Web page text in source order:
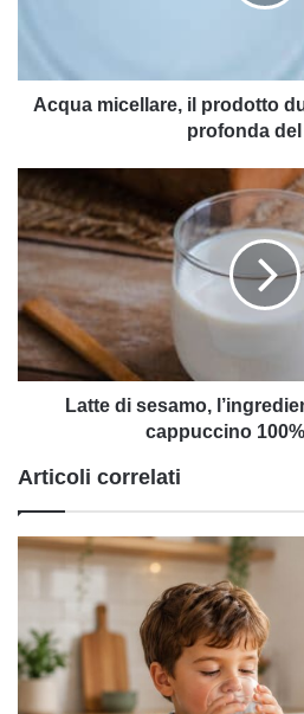
la
pulizia
viso
Acqua micellare, il prodotto
profonda
Latte
di
sesamo,
l’ingrediente
perfetto
per
un
cappuccino
100%
vegetaleLatte di sesamo,
cappuccino
Articoli correlati